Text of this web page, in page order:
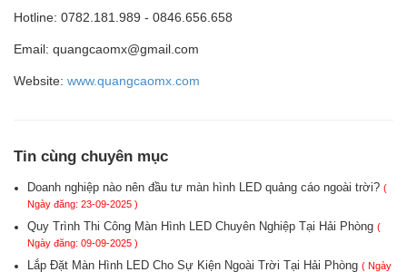
Hotline: 0782.181.989 - 0846.656.658
Email: quangcaomx@gmail.com
Website: www.quangcaomx.com
Tin cùng chuyên mục
Doanh nghiệp nào nên đầu tư màn hình LED quảng cáo ngoài trời? (
Ngày đăng: 23-09-2025 )
Quy Trình Thi Công Màn Hình LED Chuyên Nghiệp Tại Hải Phòng (
Ngày đăng: 09-09-2025 )
Lắp Đặt Màn Hình LED Cho Sự Kiện Ngoài Trời Tại Hải Phòng ( Ngày